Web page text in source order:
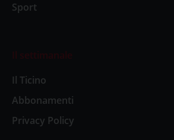
Sport
Il settimanale
Il Ticino
Abbonamenti
Privacy Policy